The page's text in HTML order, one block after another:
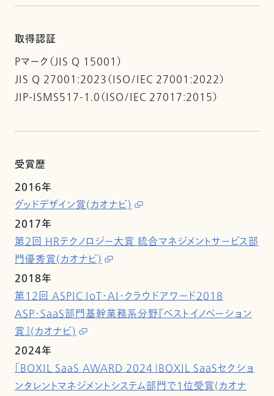
取得認証
Pマーク（JIS Q 15001）
JIS Q 27001:2023（ISO/IEC 27001:2022）
JIP-ISMS517-1.0（ISO/IEC 27017:2015）
受賞歴
2016年
グッドデザイン賞(カオナビ)
2017年
第2回 HRテクノロジー大賞 統合マネジメントサービス部
門優秀賞(カオナビ)
2018年
第12回 ASPIC IoT・AI・クラウドアワード2018
ASP・SaaS部門基幹業務系分野『ベストイノベーション
賞』(カオナビ)
2024年
「BOXIL SaaS AWARD 2024」BOXIL SaaSセクショ
ンタレントマネジメントシステム部門で1位受賞(カオナ